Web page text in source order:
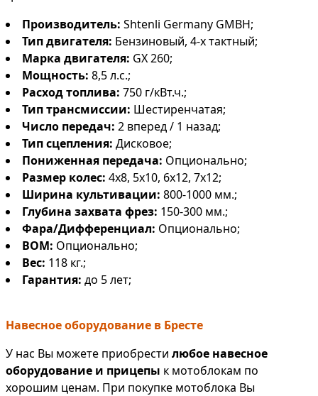
Производитель: Shtenli Germany GMBH;
Тип двигателя: Бензиновый, 4-х тактный;
Марка двигателя: GX 260;
Мощность: 8,5 л.с.;
Расход топлива: 750 г/кВт.ч.;
Тип трансмиссии: Шестиренчатая;
Число передач: 2 вперед / 1 назад;
Тип сцепления: Дисковое;
Пониженная передача: Опционально;
Размер колес: 4х8, 5х10, 6х12, 7х12;
Ширина культивации: 800-1000 мм.;
Глубина захвата фрез: 150-300 мм.;
Фара/Дифференциал: Опционально;
ВОМ: Опционально;
Вес: 118 кг.;
Гарантия: до 5 лет;
Навесное оборудование в Бресте
У нас Вы можете приобрести любое навесное
оборудование и прицепы к мотоблокам по
хорошим ценам. При покупке мотоблока Вы